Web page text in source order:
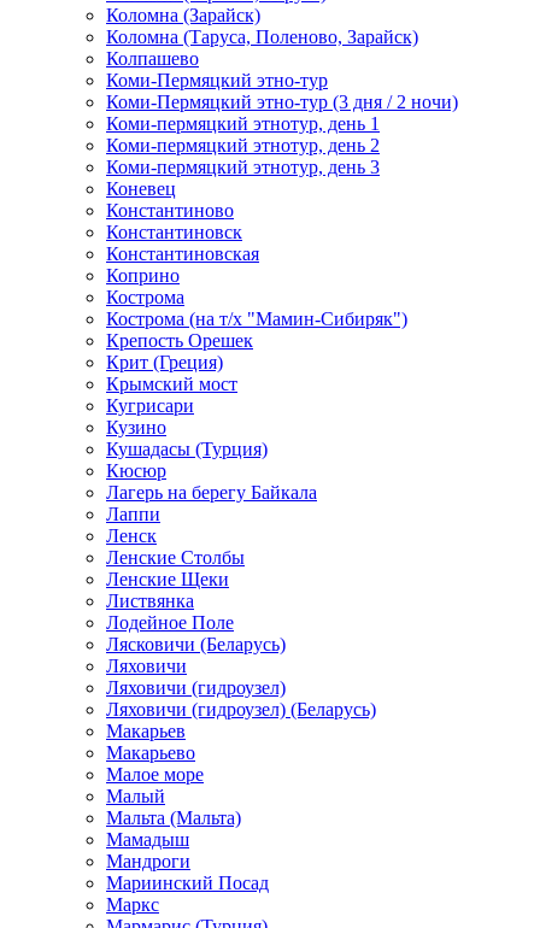
Коломна (Зарайск)
Коломна (Таруса, Поленово, Зарайск)
Колпашево
Коми-Пермяцкий этно-тур
Коми-Пермяцкий этно-тур (3 дня / 2 ночи)
Коми-пермяцкий этнотур, день 1
Коми-пермяцкий этнотур, день 2
Коми-пермяцкий этнотур, день 3
Коневец
Константиново
Константиновск
Константиновская
Коприно
Кострома
Кострома (на т/х "Мамин-Сибиряк")
Крепость Орешек
Крит (Греция)
Крымский мост
Кугрисари
Кузино
Кушадасы (Турция)
Кюсюр
Лагерь на берегу Байкала
Лаппи
Ленск
Ленские Столбы
Ленские Щеки
Листвянка
Лодейное Поле
Лясковичи (Беларусь)
Ляховичи
Ляховичи (гидроузел)
Ляховичи (гидроузел) (Беларусь)
Макарьев
Макарьево
Малое море
Малый
Мальта (Мальта)
Мамадыш
Мандроги
Мариинский Посад
Маркс